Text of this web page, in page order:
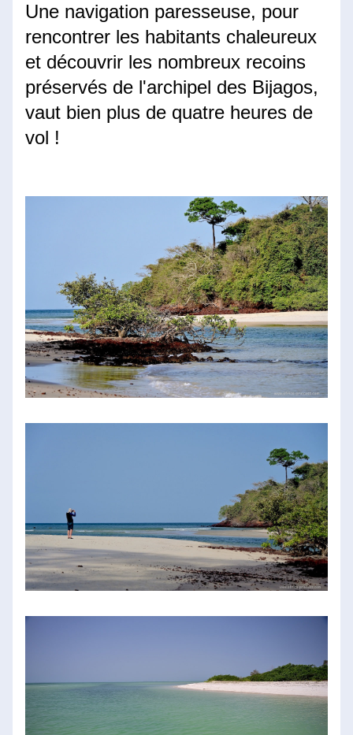
Une navigation paresseuse, pour
rencontrer les habitants chaleureux
et découvrir les nombreux recoins
préservés de l'archipel des Bijagos,
vaut bien plus de quatre heures de
vol !